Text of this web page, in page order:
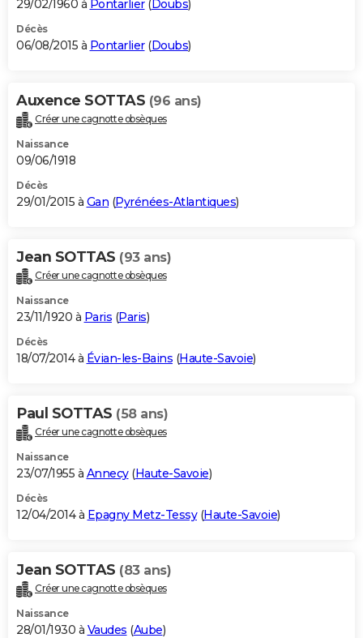
29/02/1960 à Pontarlier( Doubs)
Décès
06/08/2015 à Pontarlier(Doubs)
Auxence SOTTAS (96 ans)
Créer une cagnotte obsèques
Naissance
09/06/1918
Décès
29/01/2015 à Gan (Pyrénées-Atlantiques)
Jean SOTTAS (93 ans)
Créer une cagnotte obsèques
Naissance
23/11/1920 à Paris (Paris)
Décès
18/07/2014 à Évian-les-Bains (Haute-Savoie)
Paul SOTTAS (58 ans)
Créer une cagnotte obsèques
Naissance
23/07/1955 à Annecy(Haute-Savoie)
Décès
12/04/2014 à Epagny Metz-Tessy(Haute-Savoie)
Jean SOTTAS (83 ans)
Créer une cagnotte obsèques
Naissance
28/01/1930 à Vaudes (Aube)